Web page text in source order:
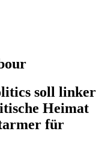
soll linker
Heimat
für